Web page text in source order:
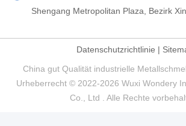
Shengang Metropolitan Plaza, Bezirk
Datenschutzrichtlinie |
China gut Qualität industrielle
Urheberrecht © 2022-2026 Wuxi Wondery
Co., Ltd . Alle Rechte